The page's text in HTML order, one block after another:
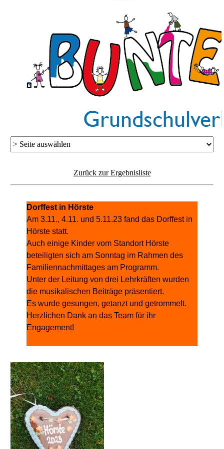
Zurück zur Ergebnisliste
Dorffest in Hörste
Am 3.11., 4.11. und 5.11.23 fand das Dorffest in
Hörste statt.
Auch einige Kinder vom Standort Hörste
beteiligten sich am Sonntag im Rahmen des
Familiennachmittages am Programm.
Unter der Leitung von drei Lehrkräften wurden
die musikalischen Beiträge präsentiert.
Es wurde gesungen, getanzt und getrommelt.
Herzlichen Dank an das Team für ihr
Engagement!